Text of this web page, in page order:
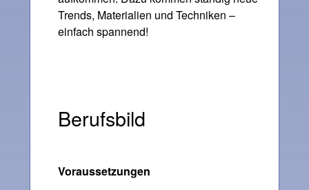
Trends, Materialien und Techniken –
einfach spannend!
Berufsbild
Voraussetzungen